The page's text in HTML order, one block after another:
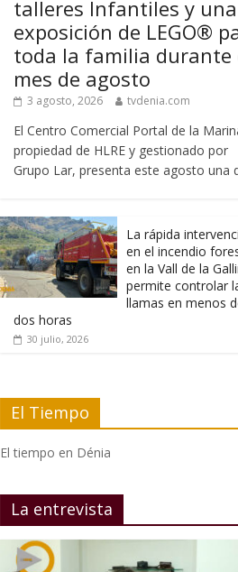
talleres Infantiles y una
exposición de LEGO®
toda la familia durante
mes de agosto
3 agosto, 2026 tvdenia.com
El Centro Comercial Portal de la
propiedad de HLRE y gestionado por
Grupo Lar, presenta este agosto una
La rápida
en el incendio
en la Vall de la
permite controlar
llamas en menos
dos horas
30 julio, 2026
El Tiempo
El tiempo en Dénia
La entrevista